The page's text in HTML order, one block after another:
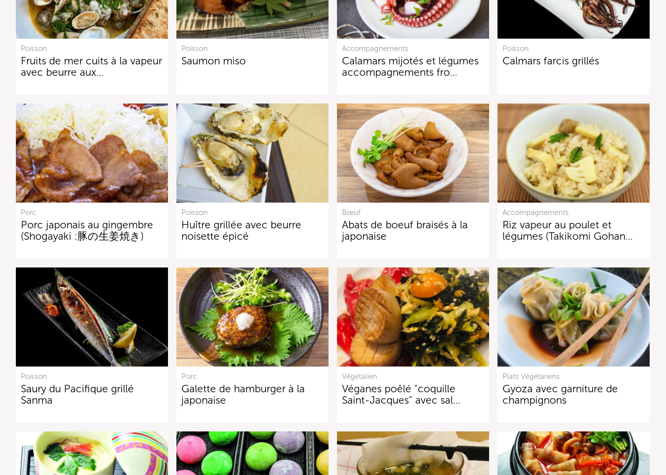
Poisson
Fruits de mer cuits à la vapeur
avec beurre aux…
Poisson
Saumon miso
Accompagnements
Calamars mijotés et légumes
accompagnements fro…
Poisson
Calmars farcis grillés
Porc
Porc japonais au gingembre
(Shogayaki :豚の生姜焼き)
Poisson
Huître grillée avec beurre
noisette épicé
Bœuf
Abats de boeuf braisés à la
japonaise
Accompagnements
Riz vapeur au poulet et
légumes (Takikomi Gohan…
Poisson
Saury du Pacifique grillé
Sanma
Porc
Galette de hamburger à la
japonaise
Végétalien
Véganes poêlé "coquille
Saint-Jacques" avec sal…
Plats Végétariens
Gyoza avec garniture de
champignons